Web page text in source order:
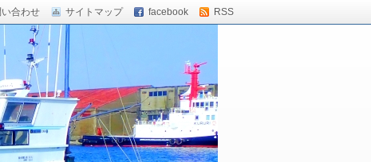
い合わせ サイトマップ facebook RSS